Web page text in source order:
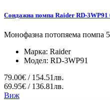
Сондажна помпа Raider RD-3WP91
Монофазна потопяема помпа
Марка: Raider
Модел: RD-3WP91
79.00€ / 154.51лв.
69.95€ / 136.81лв.
Виж